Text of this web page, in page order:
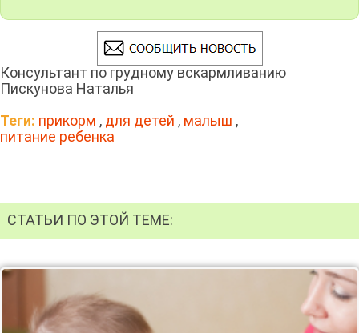
Консультант по грудному вскармливанию
Пискунова Наталья
Теги: прикорм , для детей , малыш ,
питание ребенка
СТАТЬИ ПО ЭТОЙ ТЕМЕ: